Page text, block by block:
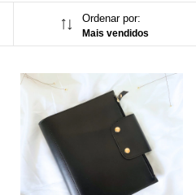
Ordenar por:
Mais vendidos